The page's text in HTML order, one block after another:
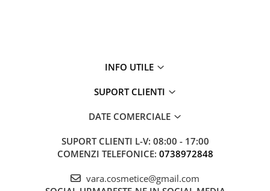
INFO UTILE
SUPORT CLIENTI
DATE COMERCIALE
SUPORT CLIENTI L-V: 08:00 - 17:00
COMENZI TELEFONICE: 0738972848
vara.cosmetice@gmail.com